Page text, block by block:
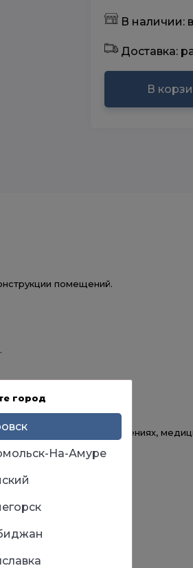
В наличии:
Доставка:
В
помещений.
помещениях,
город
На-Амуре